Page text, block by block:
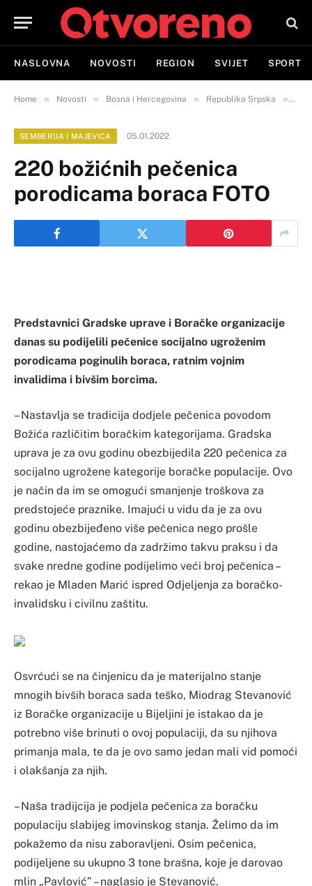
NASLOVNA NOVOSTI REGION SVIJET SPORT
Home » Novosti » Bosna i Hercegovina » Republika Srpska »
SEMBERIJA I MAJEVICA 05.01.2022
220 božićnih pečenica
porodicama boraca FOTO
Predstavnici Gradske uprave i Boračke organizacije
danas su podijelili pečenice socijalno ugroženim
porodicama poginulih boraca, ratnim vojnim
invalidima i bivšim borcima.
– Nastavlja se tradicija dodjele pečenica povodom
Božića različitim boračkim kategorijama. Gradska
uprava je za ovu godinu obezbijedila 220 pečenica za
socijalno ugrožene kategorije boračke populacije. Ovo
je način da im se omogući smanjenje troškova za
predstojeće praznike. Imajući u vidu da je za ovu
godinu obezbijeđeno više pečenica nego prošle
godine, nastojaćemo da zadržimo takvu praksu i da
svake nredne godine podijelimo veći broj pečenica –
rekao je Mladen Marić ispred Odjeljenja za boračko-
invalidsku i civilnu zaštitu.
Osvrćući se na činjenicu da je materijalno stanje
mnogih bivših boraca sada teško, Miodrag Stevanović
iz Boračke organizacije u Bijeljini je istakao da je
potrebno više brinuti o ovoj populaciji, da su njihova
primanja mala, te da je ovo samo jedan mali vid pomoći
i olakšanja za njih.
– Naša tradijcija je podjela pečenica za boračku
populaciju slabijeg imovinskog stanja. Želimo da im
pokažemo da nisu zaboravljeni. Osim pečenica,
podijeljene su ukupno 3 tone brašna, koje je darovao
mlin „Pavlović” – naglasio je Stevanović.